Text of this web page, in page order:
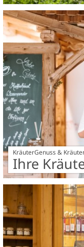
KräuterGenuss &
Ihre